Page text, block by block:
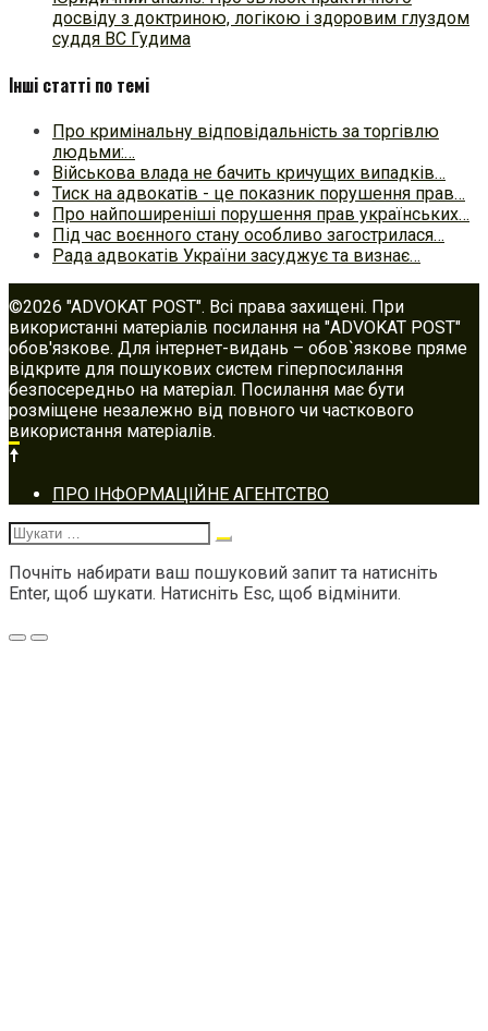
досвіду з доктриною, логікою і здоровим глуздом
суддя ВС Гудима
Інші статті по темі
Про кримінальну відповідальність за торгівлю
людьми:…
Військова влада не бачить кричущих випадків…
Тиск на адвокатів - це показник порушення прав…
Про найпоширеніші порушення прав українських…
Під час воєнного стану особливо загострилася…
Рада адвокатів України засуджує та визнає…
©2026 "ADVOKAT POST". Всі права захищені. При
використанні матеріалів посилання на "ADVOKAT POST"
обов'язкове. Для інтернет-видань – обов`язкове пряме
відкрите для пошукових систем гіперпосилання
безпосередньо на матеріал. Посилання має бути
розміщене незалежно від повного чи часткового
використання матеріалів.
Footer
navigation
ПРО ІНФОРМАЦІЙНЕ АГЕНТСТВО
Шукати:
Почніть набирати ваш пошуковий запит та натисніть
Enter, щоб шукати. Натисніть Esc, щоб відмінити.
Меню